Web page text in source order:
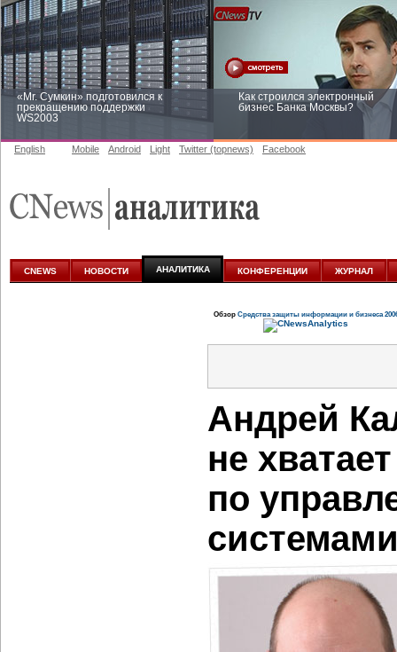
«Mr. Сумкин» подготовился к
прекращению поддержки
WS2003
Как строился электронный
бизнес Банка Москвы?
аналитике
English Mobile Android Light Twitter (topnews) Facebook
CNEWS НОВОСТИ АНАЛИТИКА КОНФЕРЕНЦИИ ЖУРНАЛ
Обзор Средства защиты информации и бизнеса
Андрей
не
по